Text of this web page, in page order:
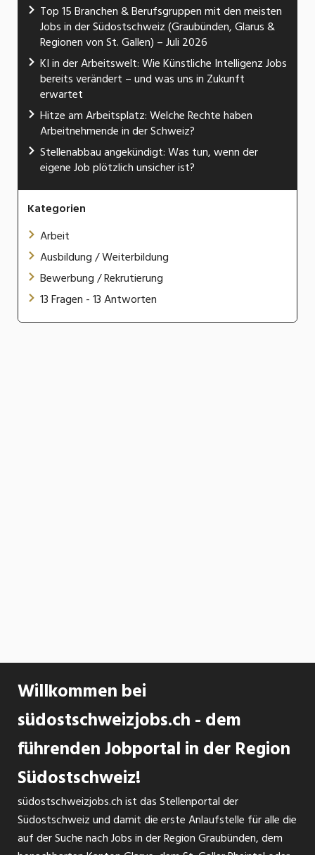
Top 15 Branchen & Berufsgruppen mit den meisten
Jobs in der Südostschweiz (Graubünden, Glarus &
Regionen von St. Gallen) – Juli 2026
KI in der Arbeitswelt: Wie Künstliche Intelligenz Jobs
bereits verändert – und was uns in Zukunft
erwartet
Hitze am Arbeitsplatz: Welche Rechte haben
Arbeitnehmende in der Schweiz?
Stellenabbau angekündigt: Was tun, wenn der
eigene Job plötzlich unsicher ist?
Kategorien
Arbeit
Ausbildung / Weiterbildung
Bewerbung / Rekrutierung
13 Fragen - 13 Antworten
Willkommen bei
südostschweizjobs.ch - dem
führenden Jobportal in der Region
Südostschweiz!
südostschweizjobs.ch ist das Stellenportal der
Südostschweiz und damit die erste Anlaufstelle für alle die
auf der Suche nach Jobs in der Region Graubünden, dem